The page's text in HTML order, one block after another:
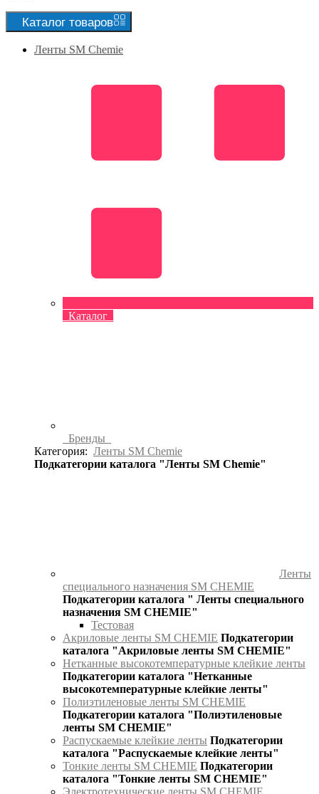
Каталог товаров
Ленты SM Chemie
Каталог
Бренды
Категория: Ленты SM Chemie
Подкатегории каталога "Ленты SM Chemie"
Ленты
специального назначения SM CHEMIE
Подкатегории каталога " Ленты специального
назначения SM CHEMIE"
Тестовая
Акриловые ленты SM CHEMIE Подкатегории
каталога "Акриловые ленты SM CHEMIE"
Нетканные высокотемпературные клейкие ленты
Подкатегории каталога "Нетканные
высокотемпературные клейкие ленты"
Полиэтиленовые ленты SM CHEMIE
Подкатегории каталога "Полиэтиленовые
ленты SM CHEMIE"
Распускаемые клейкие ленты Подкатегории
каталога "Распускаемые клейкие ленты"
Тонкие ленты SM CHEMIE Подкатегории
каталога "Тонкие ленты SM CHEMIE"
Электротехнические ленты SM CHEMIE